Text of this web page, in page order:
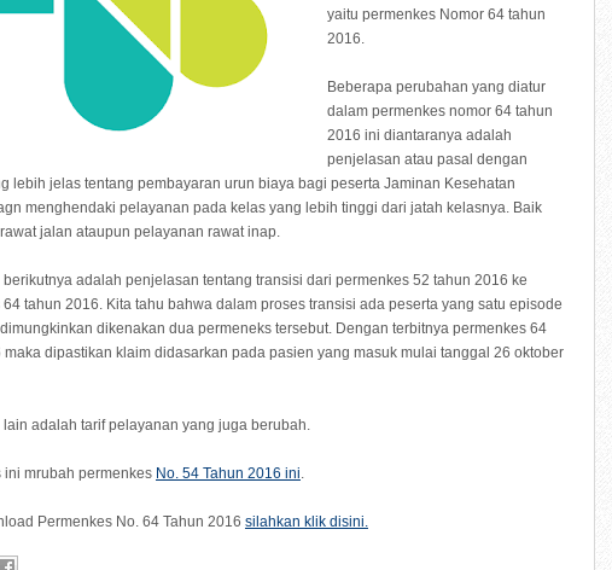
yaitu permenkes Nomor 64 tahun
2016.
Beberapa perubahan yang diatur
dalam permenkes nomor 64 tahun
2016 ini diantaranya adalah
penjelasan atau pasal dengan
lebih jelas tentang pembayaran urun biaya bagi peserta Jaminan Kesehatan
menghendaki pelayanan pada kelas yang lebih tinggi dari jatah kelasnya. Baik
jalan ataupun pelayanan rawat inap.
berikutnya adalah penjelasan tentang transisi dari permenkes 52 tahun 2016 ke
tahun 2016. Kita tahu bahwa dalam proses transisi ada peserta yang satu episode
dikenakan dua permeneks tersebut. Dengan terbitnya permenkes 64
maka dipastikan klaim didasarkan pada pasien yang masuk mulai tanggal 26 oktober
lain adalah tarif pelayanan yang juga berubah.
ini mrubah permenkes No. 54 Tahun 2016 ini.
Permenkes No. 64 Tahun 2016 silahkan klik disini.